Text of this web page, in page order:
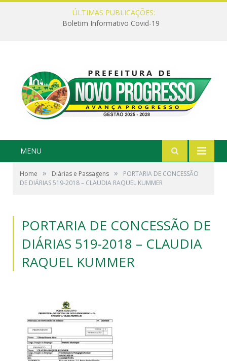
ÚLTIMAS PUBLICAÇÕES:
Boletim Informativo Covid-19
MENU
Home » Diárias e Passagens »
PORTARIA DE CONCESSÃO
DE DIÁRIAS 519-2018 – CLAUDIA RAQUEL KUMMER
PORTARIA DE CONCESSÃO DE
DIÁRIAS 519-2018 – CLAUDIA
RAQUEL KUMMER